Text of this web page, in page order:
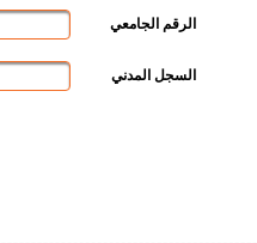
الرقم الجامعي
السجل المدني